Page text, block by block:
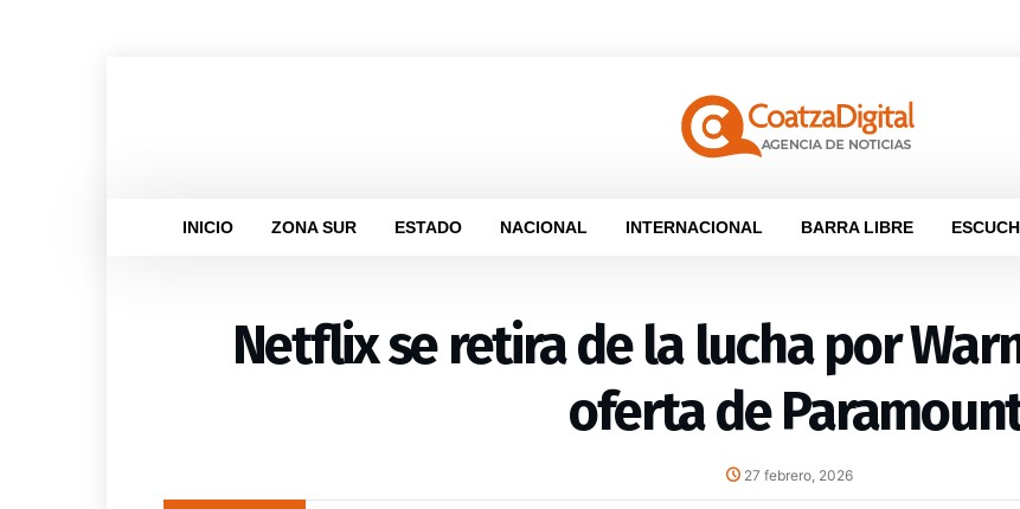
INICIO ZONA SUR ESTADO NACIONAL INTERNACIONAL BARRA LIBRE
Netflix se retira de la lucha por
oferta de
27 febrero, 2026